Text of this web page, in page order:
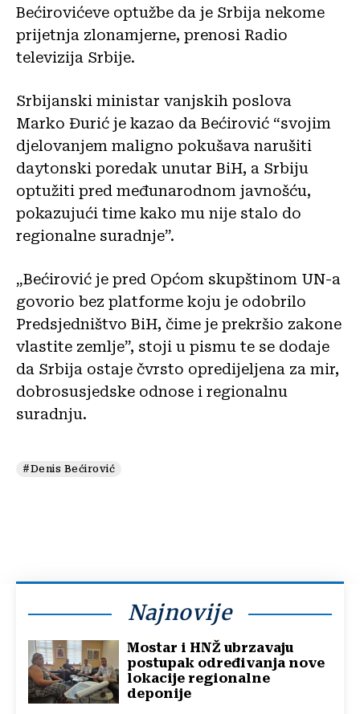
Bećirovićeve optužbe da je Srbija nekome
prijetnja zlonamjerne, prenosi Radio
televizija Srbije.
Srbijanski ministar vanjskih poslova
Marko Đurić je kazao da Bećirović “svojim
djelovanjem maligno pokušava narušiti
daytonski poredak unutar BiH, a Srbiju
optužiti pred međunarodnom javnošću,
pokazujući time kako mu nije stalo do
regionalne suradnje”.
„Bećirović je pred Općom skupštinom UN-a
govorio bez platforme koju je odobrilo
Predsjedništvo BiH, čime je prekršio zakone
vlastite zemlje”, stoji u pismu te se dodaje
da Srbija ostaje čvrsto opredijeljena za mir,
dobrosusjedske odnose i regionalnu
suradnju.
#Denis Bećirović
Najnovije
Mostar i HNŽ ubrzavaju
postupak određivanja nove
lokacije regionalne
deponije